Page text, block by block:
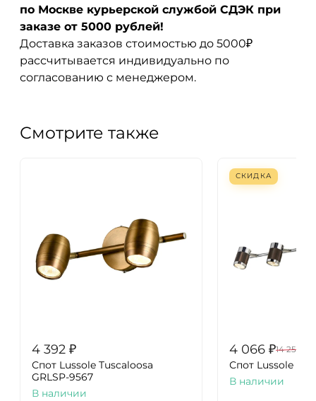
по Москве курьерской службой СДЭК при
заказе от 5000 рублей!
Доставка заказов стоимостью до 5000₽
рассчитывается индивидуально по
согласованию с менеджером.
Смотрите также
4 392 ₽
Спот Lussole Tuscaloosa
GRLSP-9567
В наличии
СКИДКА
4 066 ₽14 250
Спот Lussole
В наличии